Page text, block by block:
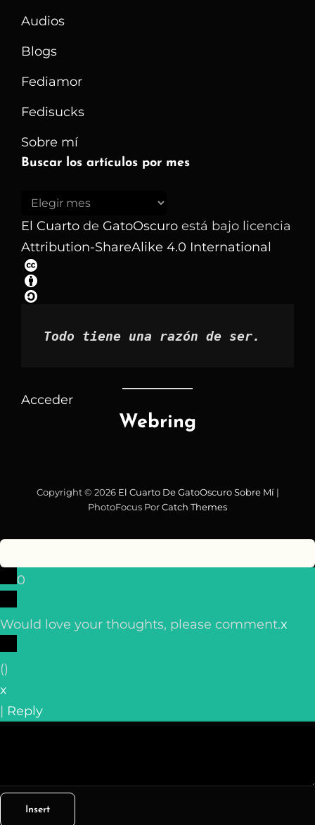
Audios
Blogs
Fediamor
Fedisucks
Sobre mí
Buscar los artículos por mes
Buscar
los
artículos
por
mes
El Cuarto de GatoOscuro está bajo licencia
Attribution-ShareAlike 4.0 International
Todo tiene una razón de ser.
Acceder
Webring
Copyright © 2026 El Cuarto De GatoOscuro Sobre Mí|
PhotoFocus PorCatch Themes
0
Would love your thoughts, please comment.x
()
x
| Reply
Insert